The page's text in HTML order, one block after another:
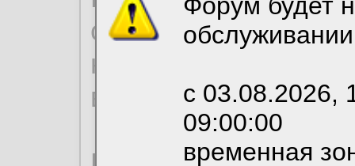
с 03.08.2026,
09:00:00
временная
согласие на
необходимых для
вы можете